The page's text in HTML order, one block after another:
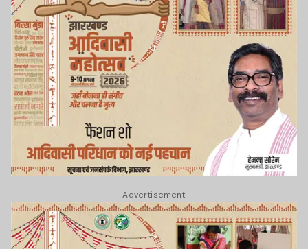
Advertisement